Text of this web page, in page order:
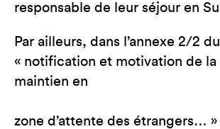
responsable de leur séjour en
Par ailleurs, dans l’annexe 2/2
« notification et motivation de la
maintien en
zone d’attente des étrangers…